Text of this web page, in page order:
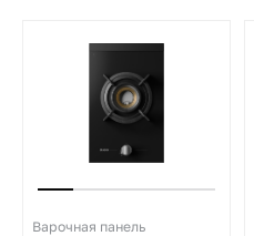
Варочная панель